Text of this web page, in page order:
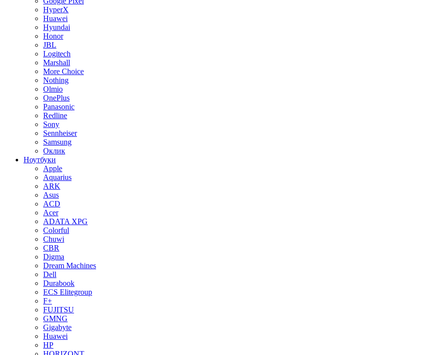
HyperX
Huawei
Hyundai
Honor
JBL
Logitech
Marshall
More Choice
Nothing
Olmio
OnePlus
Panasonic
Redline
Sony
Sennheiser
Samsung
Оклик
Ноутбуки
Apple
Aquarius
ARK
Asus
ACD
Acer
ADATA XPG
Colorful
Chuwi
CBR
Digma
Dream Machines
Dell
Durabook
ECS Elitegroup
F+
FUJITSU
GMNG
Gigabyte
Huawei
HP